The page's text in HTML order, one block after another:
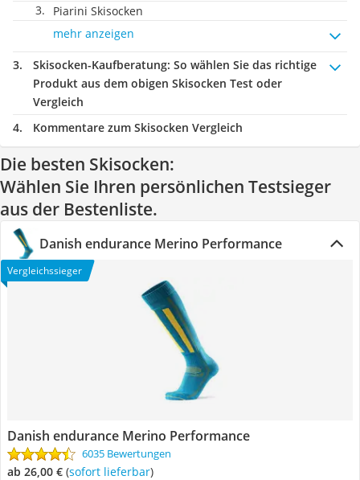
Piarini Skisocken
mehr anzeigen
Skisocken-Kaufberatung: So wählen Sie das richtige
Produkt aus dem obigen Skisocken Test oder
Vergleich
Kommentare zum Skisocken Vergleich
Die besten Skisocken:
Wählen Sie Ihren persönlichen Testsieger
aus der Bestenliste.
Danish endurance Merino Performance
Vergleichssieger
Danish endurance Merino Performance
6035 Bewertungen
ab 26,00 € ( Sofort lieferbar)